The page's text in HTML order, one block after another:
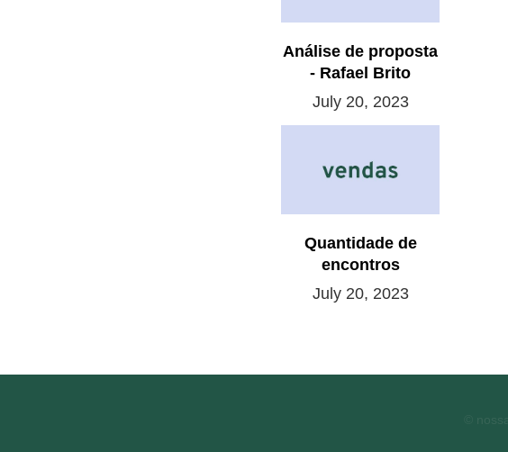
Análise de proposta
- Rafael Brito
July 20, 2023
Quantidade de
encontros
July 20, 2023